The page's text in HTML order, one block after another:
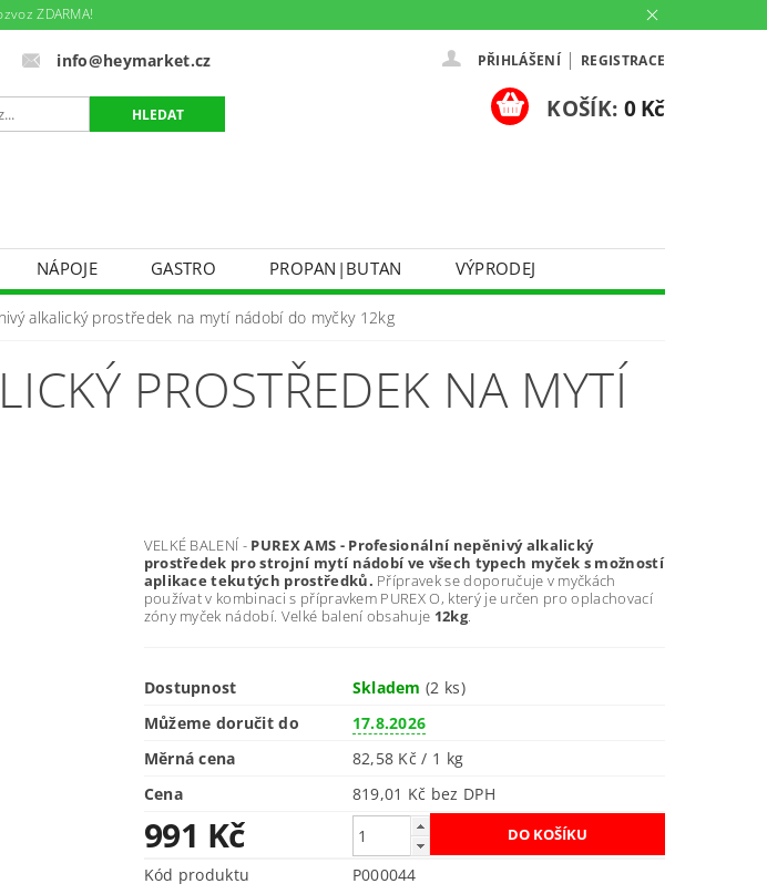
ZDARMA!
info@heymarket.cz PŘIHLÁŠENÍ | REGISTRACE
KOŠÍK: 0 Kč
NÁPOJE GASTRO PROPAN|BUTAN
VÝPRODEJ
PRO MAMINKY A DĚTIČKY
DOPRAVA A PLATBA
SPOLEČENSKÉ AKCE PARTNERSKÉ PRODEJNY HEY!
alkalický prostředek na mytí nádobí do myčky 12kg
PROSTŘEDEK NA MYTÍ
VELKÉ BALENÍ - PUREX AMS - Profesionální nepěnivý alkalický
prostředek pro strojní mytí nádobí ve všech typech myček s možností
aplikace tekutých prostředků. Přípravek se doporučuje v myčkách
používat v kombinaci s přípravkem PUREX O, který je určen pro oplachovací
zóny myček nádobí. Velké balení obsahuje 12kg.
Dostupnost Skladem(2 ks)
Můžeme doručit do
17.8.2026
Měrná cena
82,58 Kč / 1 kg
Cena
819,01 Kč bez DPH
991 Kč
Kód produktu
P000044